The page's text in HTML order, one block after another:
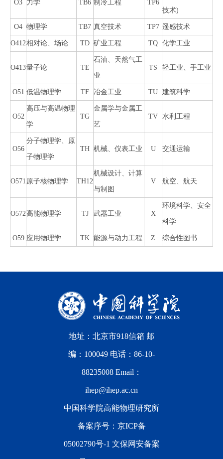
O3 力学 TB6 制冷工程 TP6
技术)
O4 物理学 TB7 真空技术 TP7 遥感技术
O412相对论、场论 TD 矿业工程 TQ 化学工业
O413量子论 TE
石油、天然气工
业
TS 轻工业、手工业
O51 低温物理学 TF 冶金工业 TU 建筑科学
O52
高压与高温物理
学
TG
金属学与金属工
艺
TV 水利工程
O56
分子物理学、原
子物理学
TH 机械、仪表工业 U 交通运输
O571 原子核物理学 TH12
机械设计、计算
与制图
V 航空、航天
O572高能物理学 TJ 武器工业 X
环境科学、安全
科学
O59 应用物理学 TK 能源与动力工程 Z 综合性图书
地址：北京市918信箱 邮
编：100049 电话：86-10-
88235008 Email：
ihep@ihep.ac.cn
中国科学院高能物理研究所
备案序号： 京ICP备
05002790号-1 文保网安备案